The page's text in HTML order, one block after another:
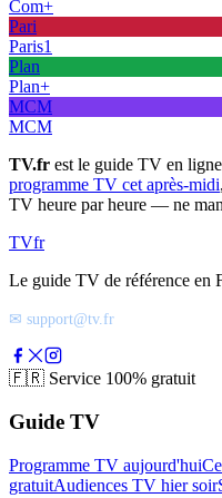
Com+
Pari
Paris1
Plan
Plan+
MCM
MCM
TV.fr est le guide TV en
programme TV cet après-midi
TV heure par heure — ne
TVfr
Le guide TV de référence en
✉ support@tv.fr
🇫🇷 Service 100% gratuit
Guide TV
Programme TV aujourd'hui
gratuitAudiences TV hier soir